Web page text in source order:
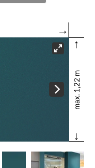
→
↑
max. 1,22 m
↓